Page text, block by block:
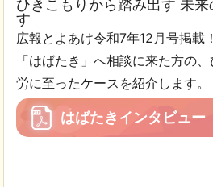
ひきこもりから踏み出す 未
す
広報とよあけ令和7年12月号掲載
「はばたき」へ相談に来た方の
労に至ったケースを紹介します。
はばたきインタビュー